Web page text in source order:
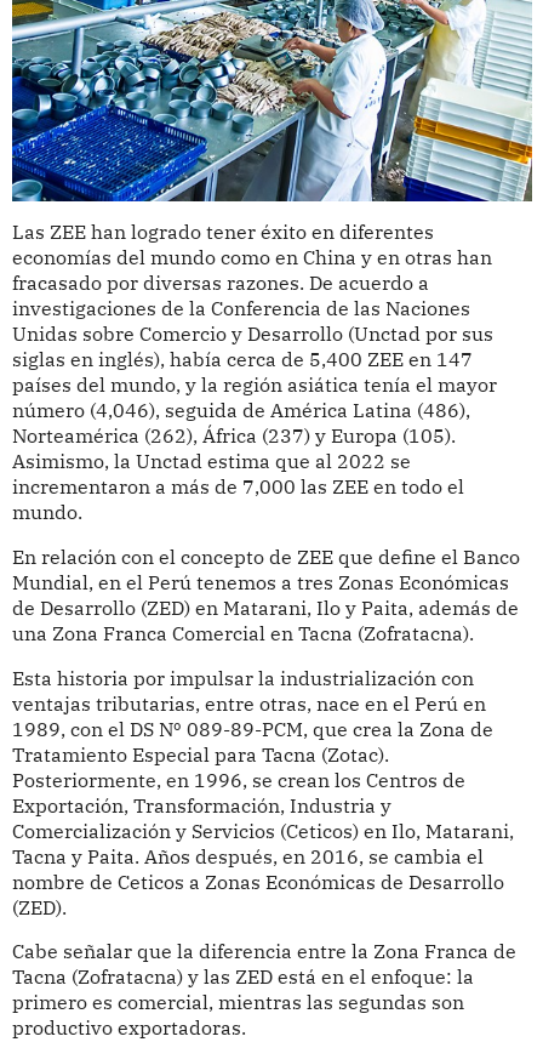
Las ZEE han logrado tener éxito en diferentes
economías del mundo como en China y en otras han
fracasado por diversas razones. De acuerdo a
investigaciones de la Conferencia de las Naciones
Unidas sobre Comercio y Desarrollo (Unctad por sus
siglas en inglés), había cerca de 5,400 ZEE en 147
países del mundo, y la región asiática tenía el mayor
número (4,046), seguida de América Latina (486),
Norteamérica (262), África (237) y Europa (105).
Asimismo, la Unctad estima que al 2022 se
incrementaron a más de 7,000 las ZEE en todo el
mundo.
En relación con el concepto de ZEE que define el Banco
Mundial, en el Perú tenemos a tres Zonas Económicas
de Desarrollo (ZED) en Matarani, Ilo y Paita, además de
una Zona Franca Comercial en Tacna (Zofratacna).
Esta historia por impulsar la industrialización con
ventajas tributarias, entre otras, nace en el Perú en
1989, con el DS Nº 089-89-PCM, que crea la Zona de
Tratamiento Especial para Tacna (Zotac).
Posteriormente, en 1996, se crean los Centros de
Exportación, Transformación, Industria y
Comercialización y Servicios (Ceticos) en Ilo, Matarani,
Tacna y Paita. Años después, en 2016, se cambia el
nombre de Ceticos a Zonas Económicas de Desarrollo
(ZED).
Cabe señalar que la diferencia entre la Zona Franca de
Tacna (Zofratacna) y las ZED está en el enfoque: la
primero es comercial, mientras las segundas son
productivo exportadoras.